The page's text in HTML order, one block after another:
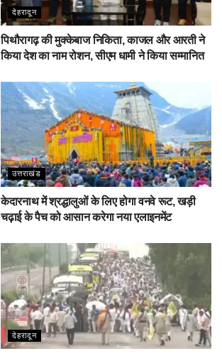
देहरादून
पिथौरागढ़ की मुक्केबाज निकिता, काजल और आरती ने
किया देश का नाम रोशन, सीएम धामी ने किया सम्मानित
उत्तराखंड
केदारनाथ में श्रद्धालुओं के लिए होगा वनवे रूट, खड़ी
चढ़ाई के पैच को आसान करेगा नया एलाइनमेंट
देहरादून